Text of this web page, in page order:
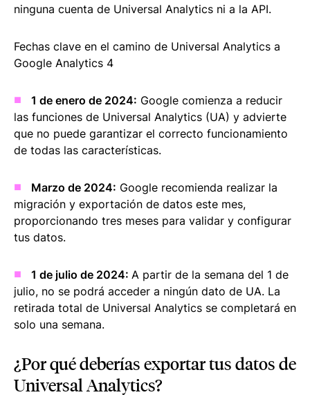
ninguna cuenta de Universal Analytics ni a la API.
Fechas clave en el camino de Universal Analytics a
Google Analytics 4
1 de enero de 2024: Google comienza a reducir
las funciones de Universal Analytics (UA) y advierte
que no puede garantizar el correcto funcionamiento
de todas las características.
Marzo de 2024: Google recomienda realizar la
migración y exportación de datos este mes,
proporcionando tres meses para validar y configurar
tus datos.
1 de julio de 2024: A partir de la semana del 1 de
julio, no se podrá acceder a ningún dato de UA. La
retirada total de Universal Analytics se completará en
solo una semana.
¿Por qué deberías exportar tus datos de
Universal Analytics?